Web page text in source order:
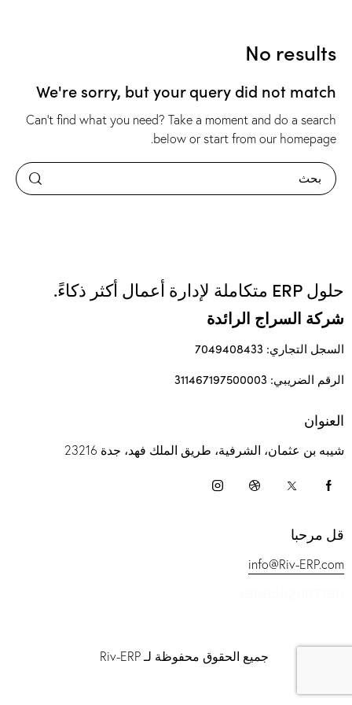
No results
We're sorry, but your query did not match
Can't find what you need? Take a moment and do a search
below or start from our homepage
.
حلول ERP متكاملة لإدارة أعمال أكثر ذكاءً.
شركة السراج الرائدة
السجل التجاري: 7049408433
الرقم الضريبي: 311467197500003
العنوان
شيبه بن عثمان، الشرفية، طريق الملك فهد، جدة 23216
قل مرحبا
info@Riv-ERP.com
جميع الحقوق محفوظة لـ Riv-ERP